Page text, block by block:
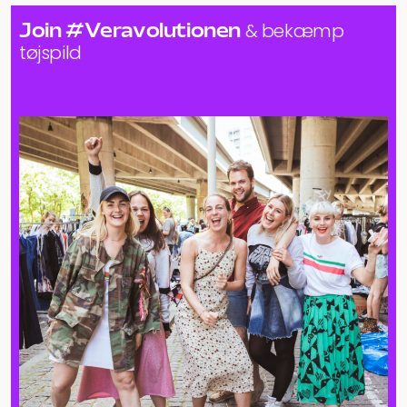
Join #Veravolutionen& bekæmp
tøjspild